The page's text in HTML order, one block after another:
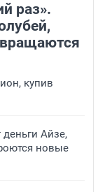
раз».
купив
Айзе,
новые